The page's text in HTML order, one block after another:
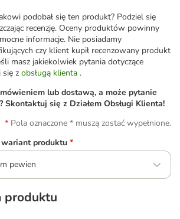
podobał się ten produkt? Podziel się
recenzję. Oceny produktów powinny
informacje. Nie posiadamy
czy klient kupił recenzowany produkt
masz jakiekolwiek pytania dotyczące
z obsługą klienta .
lub dostawą, a może pytanie
Skontaktuj się z Działem Obsługi Klienta!
Pola oznaczone * muszą zostać wypełnione.
produktu *
pewien
produktu